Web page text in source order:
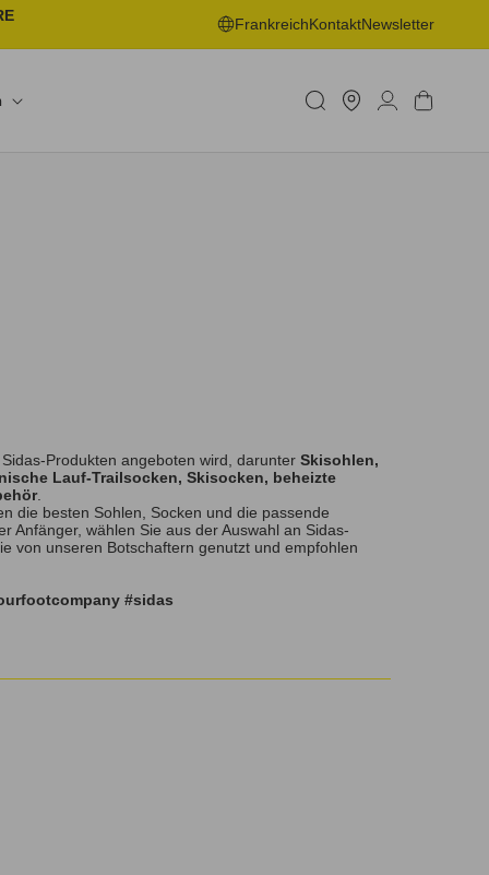
FrankreichKontaktNewsletter
Geschäft
betreuen
Einloggen
Warenkorb
Produkten angeboten wird, darunter Skisohlen,
Lauf-Trailsocken, Skisocken, beheizte
.
die besten Sohlen, Socken und die passende
Anfänger, wählen Sie aus der Auswahl an Sidas-
von unseren Botschaftern genutzt und empfohlen
#sidas